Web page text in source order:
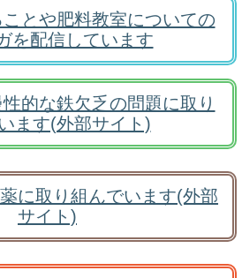
とや肥料教室についての
を配信しています
的な鉄欠乏の問題に取り
ます(外部サイト)
に取り組んでいます(外部
サイト)